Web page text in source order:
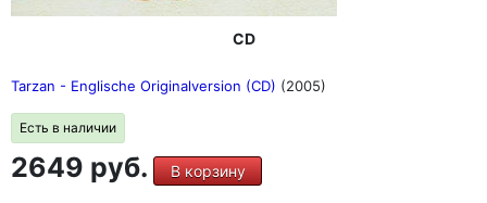
CD
Tarzan - Englische Originalversion (CD) (2005)
Есть в наличии
2649 руб. В корзину